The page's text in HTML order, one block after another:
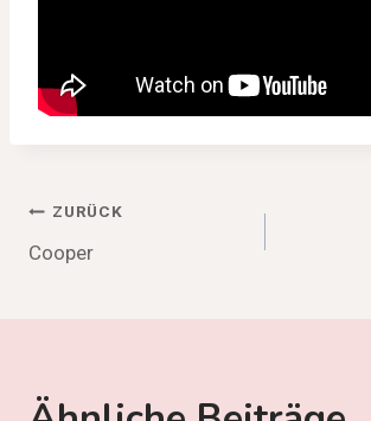
Beitragsnavigation
ZURÜCK
Cooper